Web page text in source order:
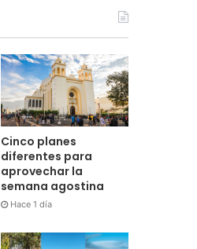
Cinco planes
diferentes para
aprovechar la
semana agostina
Hace 1 día